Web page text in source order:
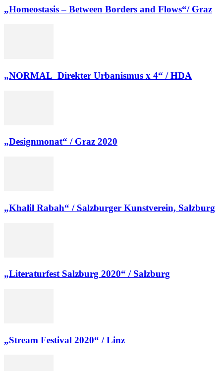
„Homeostasis – Between Borders and Flows“/ Graz
„NORMAL_Direkter Urbanismus x 4“ / HDA
„Designmonat“ / Graz 2020
„Khalil Rabah“ / Salzburger Kunstverein, Salzburg
„Literaturfest Salzburg 2020“ / Salzburg
„Stream Festival 2020“ / Linz